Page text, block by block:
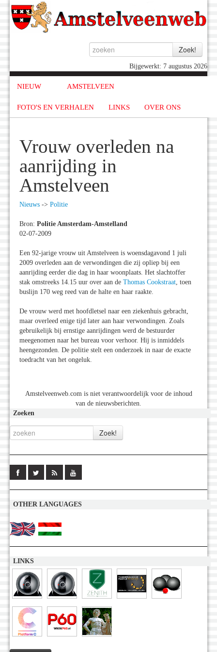
Bijgewerkt: 7 augustus 2026
NIEUW AMSTELVEEN
FOTO'S EN VERHALEN LINKS OVER ONS
Vrouw overleden na
aanrijding in
Amstelveen
Nieuws -> Politie
Bron: Politie Amsterdam-Amstelland
02-07-2009
Een 92-jarige vrouw uit Amstelveen is woensdagavond 1 juli
2009 overleden aan de verwondingen die zij opliep bij een
aanrijding eerder die dag in haar woonplaats. Het slachtoffer
stak omstreeks 14.15 uur over aan de Thomas Cookstraat, toen
buslijn 170 weg reed van de halte en haar raakte.
De vrouw werd met hoofdletsel naar een ziekenhuis gebracht,
maar overleed enige tijd later aan haar verwondingen. Zoals
gebruikelijk bij ernstige aanrijdingen werd de bestuurder
meegenomen naar het bureau voor verhoor. Hij is inmiddels
heengezonden. De politie stelt een onderzoek in naar de exacte
toedracht van het ongeluk.
Amstelveenweb.com is niet verantwoordelijk voor de inhoud
van de nieuwsberichten.
Zoeken
OTHER LANGUAGES
LINKS